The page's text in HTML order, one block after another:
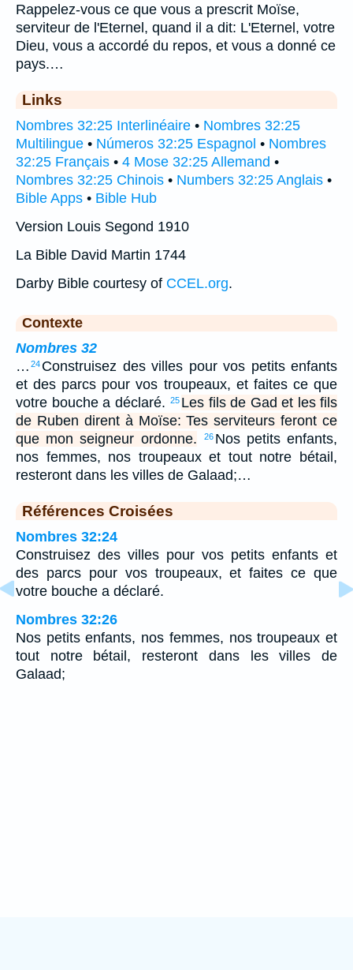
Rappelez-vous ce que vous a prescrit Moïse,
serviteur de l'Eternel, quand il a dit: L'Eternel, votre
Dieu, vous a accordé du repos, et vous a donné ce
pays.…
Links
Nombres 32:25 Interlinéaire • Nombres 32:25
Multilingue • Números 32:25 Espagnol • Nombres
32:25 Français • 4 Mose 32:25 Allemand •
Nombres 32:25 Chinois • Numbers 32:25 Anglais •
Bible Apps • Bible Hub
Version Louis Segond 1910
La Bible David Martin 1744
Darby Bible courtesy of CCEL.org.
Contexte
Nombres 32
… 24 Construisez des villes pour vos petits enfants
et des parcs pour vos troupeaux, et faites ce que
votre bouche a déclaré. 25 Les fils de Gad et les fils
de Ruben dirent à Moïse: Tes serviteurs feront ce
que mon seigneur ordonne.
26 Nos petits enfants,
nos femmes, nos troupeaux et tout notre bétail,
resteront dans les villes de Galaad;…
Références Croisées
Nombres 32:24
Construisez des villes pour vos petits enfants et
des parcs pour vos troupeaux, et faites ce que
votre bouche a déclaré.
Nombres 32:26
Nos petits enfants, nos femmes, nos troupeaux et
tout notre bétail, resteront dans les villes de
Galaad;